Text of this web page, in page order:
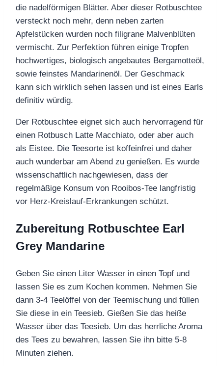
die nadelförmigen Blätter. Aber dieser Rotbuschtee
versteckt noch mehr, denn neben zarten
Apfelstücken wurden noch filigrane Malvenblüten
vermischt. Zur Perfektion führen einige Tropfen
hochwertiges, biologisch angebautes Bergamotteöl ,
sowie feinstes Mandarinenöl. Der Geschmack
kann sich wirklich sehen lassen und ist eines Earls
definitiv würdig.
Der Rotbuschtee eignet sich auch hervorragend für
einen Rotbusch Latte Macchiato, oder aber auch
als Eistee. Die Teesorte ist koffeinfrei und daher
auch wunderbar am Abend zu genießen. Es wurde
wissenschaftlich nachgewiesen, dass der
regelmäßige Konsum von Rooibos-Tee langfristig
vor Herz-Kreislauf-Erkrankungen schützt.
Zubereitung Rotbuschtee Earl
Grey Mandarine
Geben Sie einen Liter Wasser in einen Topf und
lassen Sie es zum Kochen kommen. Nehmen Sie
dann 3-4 Teelöffel von der Teemischung und füllen
Sie diese in ein Teesieb. Gießen Sie das heiße
Wasser über das Teesieb. Um das herrliche Aroma
des Tees zu bewahren, lassen Sie ihn bitte 5-8
Minuten ziehen.